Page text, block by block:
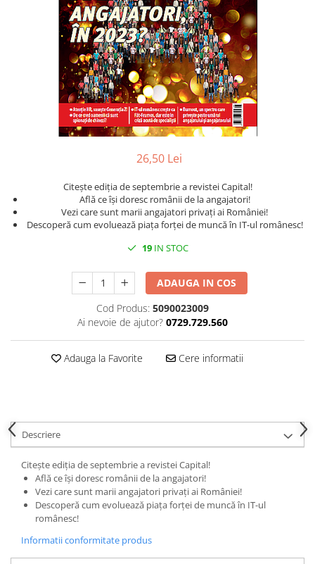
Istorie/Critica
Jurnale/Memorii
Manuale scolare/Cursuri
Sociologie
Spiritualitate/Ezoterism
Stiinte/Educatie
26,50 Lei
Citește ediția de septembrie a revistei Capital!
Află ce își doresc românii de la angajatori!
Vezi care sunt marii angajatori privați ai României!
Descoperă cum evoluează piața forței de muncă în IT-ul românesc!
19IN STOC
ADAUGA IN COS
Cod Produs: 5090023009
Ai nevoie de ajutor? 0729.729.560
Adauga la Favorite Cere informatii
Descriere
Citește ediția de septembrie a revistei Capital!
Află ce își doresc românii de la angajatori!
Vezi care sunt marii angajatori privați ai României!
Descoperă cum evoluează piața forței de muncă în IT-ul
românesc!
Informatii conformitate produs